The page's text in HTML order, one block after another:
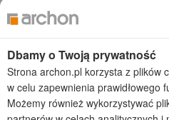
Projekty domów tanich w budowie
Projekty domów szeregowych
Projekty małych domów (do 150
Projekty domów wielorodzinnych
Projekty domów bliźniaczych
Projekty domów nowoczesnych
Projekty domów parterowych
Dbamy o Twoją prywatność
Strona archon.pl korzysta z plików
w celu zapewnienia prawidłowego
Możemy również wykorzystywać